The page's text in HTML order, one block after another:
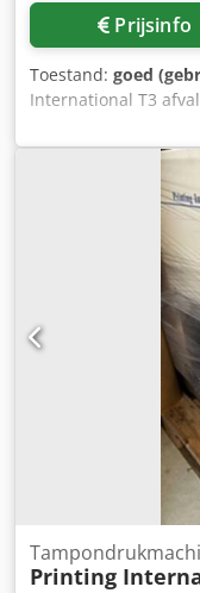
Prijsinfo
Toestand: goed
International T3
Printing